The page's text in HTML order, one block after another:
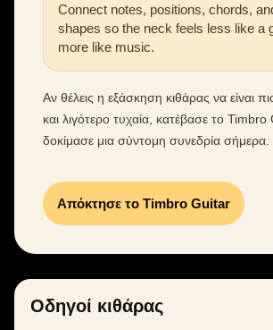
Connect notes, positions, chords,
shapes so the neck feels less like a
more like music.
Αν θέλεις η εξάσκηση κιθάρας να είναι
και λιγότερο τυχαία, κατέβασε το Timbro
δοκίμασε μια σύντομη συνεδρία σήμερα.
Απόκτησε το Timbro Guitar
Οδηγοί κιθάρας